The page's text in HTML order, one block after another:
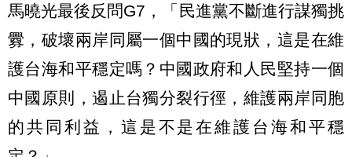
馬曉光最後反問G7，「民進黨不斷進行謀獨挑
釁，破壞兩岸同屬一個中國的現狀，這是在維
護台海和平穩定嗎？中國政府和人民堅持一個
中國原則，遏止台獨分裂行徑，維護兩岸同胞
的共同利益，這是不是在維護台海和平穩